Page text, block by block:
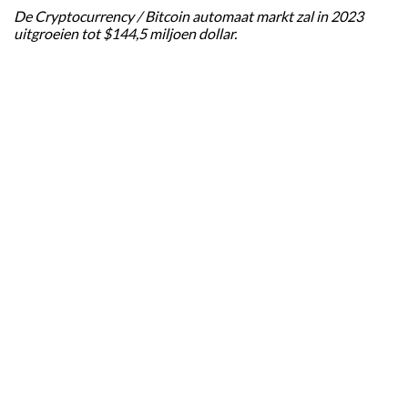
De Cryptocurrency / Bitcoin automaat markt zal in 2023
uitgroeien tot $144,5 miljoen dollar.